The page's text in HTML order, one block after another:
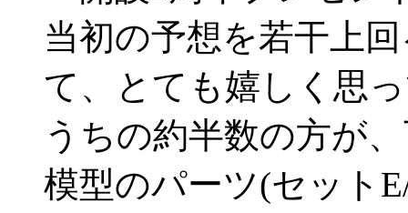
当初の予想を若干上
て、とても嬉しく思
うちの約半数の方が
模型のパーツ(セット